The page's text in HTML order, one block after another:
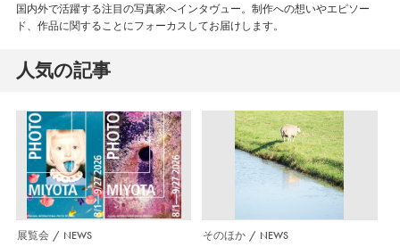
国内外で活躍する注目の写真家へインタヴュー。制作への想いやエピソー
ド、作品に関することにフォーカスしてお届けします。
人気の記事
展覧会 NEWS そのほか NEWS